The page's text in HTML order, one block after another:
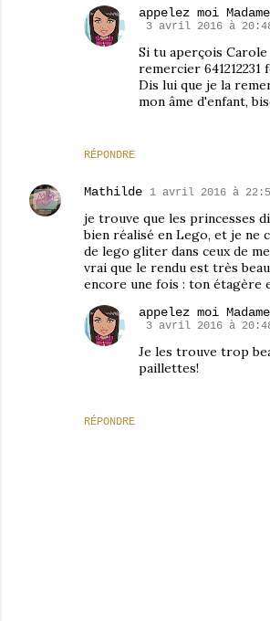
RÉPONDRE
appelez moi Madame
3 avril 2016 à
Si tu aperçois Carole
remercier
Dis lui que je la
mon âme d'enfant,
Mathilde 1 avril 2016 à
je trouve que les princesses
bien réalisé en Lego, et je ne
de lego gliter dans ceux de
vrai que le rendu est très beau
encore une fois : ton étagère
RÉPONDRE
appelez moi Madame
3 avril 2016 à
Je les trouve trop
paillettes!